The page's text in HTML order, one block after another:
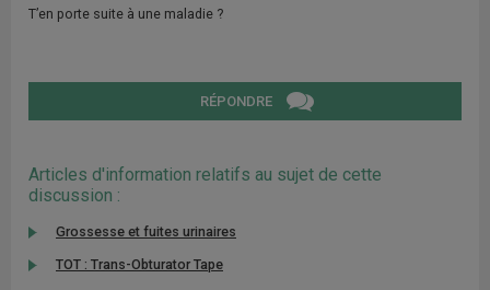
T’en porte suite à une maladie ?
RÉPONDRE
Articles d'information relatifs au sujet de cette
discussion :
Grossesse et fuites urinaires
TOT : Trans-Obturator Tape